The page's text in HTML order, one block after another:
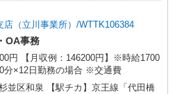
（立川事業所）/WTTK106384
OA事務
円 【月収例：146200円】※時給1700
分×12日勤務の場合 ※交通費
並区和泉 【駅チカ】京王線「代田橋